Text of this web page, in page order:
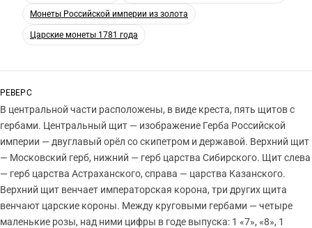
Монеты Российской империи из золота
Царские монеты 1781 года
РЕВЕРС
В центральной части расположены, в виде креста, пять щитов с
гербами. Центральный щит — изображение Герба Российской
империи — двуглавый орёл со скипетром и державой. Верхний щит
— Московский герб, нижний — герб царства Сибирского. Щит слева
— герб царства Астраханского, справа — царства Казанского.
Верхний щит венчает императорская корона, три других щита
венчают царские короны. Между круговыми гербами — четыре
маленькие розы, над ними цифры в годе выпуска: 1 «7», «8», 1